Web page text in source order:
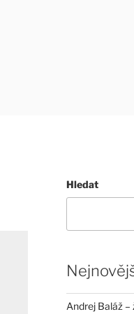
Hledat
Andrej Baláž